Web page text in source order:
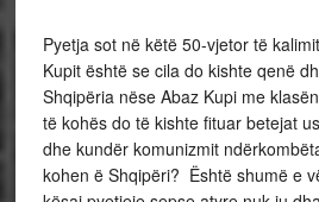
Pyetja sot në këtë 50-vjetor të
Kupit është se cila do kishte qenë
Shqipëria nëse Abaz Kupi me
të kohës do të kishte fituar betejat
dhe kundër komunizmit
kohen ë Shqipëri? Është shumë e